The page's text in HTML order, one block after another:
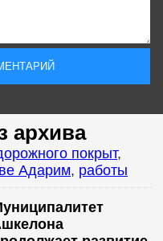
архива
покрыт,
Адарим, работы